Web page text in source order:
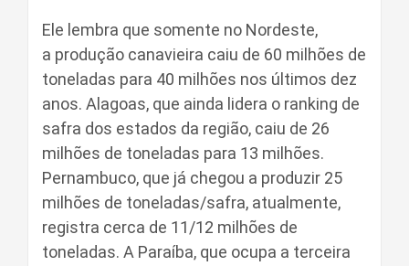
Ele lembra que somente no Nordeste,
a produção canavieira caiu de 60 milhões de
toneladas para 40 milhões nos últimos dez
anos. Alagoas, que ainda lidera o ranking de
safra dos estados da região, caiu de 26
milhões de toneladas para 13 milhões.
Pernambuco, que já chegou a produzir 25
milhões de toneladas/safra, atualmente,
registra cerca de 11/12 milhões de
toneladas. A Paraíba, que ocupa a terceira